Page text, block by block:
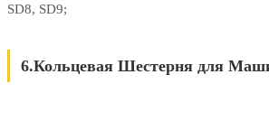
SD8, SD9;
6.Кольцевая Шестерня для